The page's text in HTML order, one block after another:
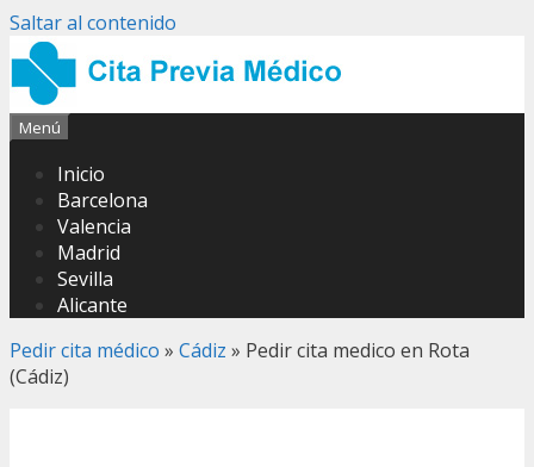
Saltar al contenido
Menú
Inicio
Barcelona
Valencia
Madrid
Sevilla
Alicante
Pedir cita médico » Cádiz » Pedir cita medico en Rota
(Cádiz)